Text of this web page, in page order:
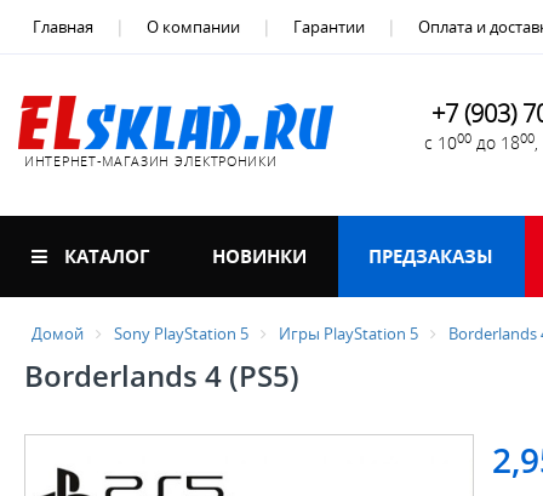
Главная О компании Гарантии Оплата и
ИНТЕРНЕТ-МАГАЗИН ЭЛЕКТРОНИКИ
+7 (903)
с 1000 до 1800
КАТАЛОГ НОВИНКИ ПРЕДЗАКАЗЫ
Домой Sony PlayStation 5 Игры PlayStation 5 Borderlands
Borderlands 4 (PS5)